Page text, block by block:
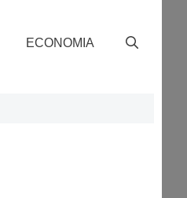
ECONOMIA